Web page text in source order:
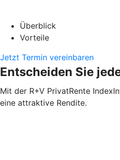
Überblick
Vorteile
Jetzt Termin vereinbaren
Entscheiden Sie
Mit der R+V PrivatRente
eine attraktive Rendite.